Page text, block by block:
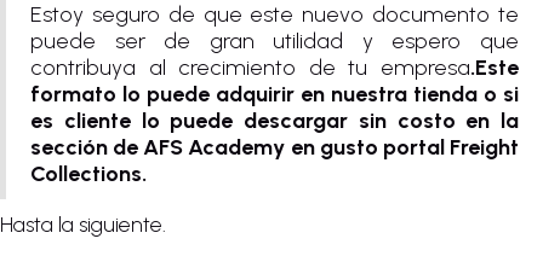
Estoy seguro de que este nuevo documento te
puede ser de gran utilidad y espero que
contribuya al crecimiento de tu empresa.Este
formato lo puede adquirir en nuestra tienda o si
es cliente lo puede descargar sin costo en la
sección de AFS Academy en gusto portal Freight
Collections.
Hasta la siguiente.